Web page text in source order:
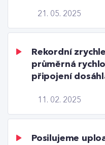
21. 05. 2025
11. 02. 2025
Rekordní
průměrná
připojení
Posilujeme